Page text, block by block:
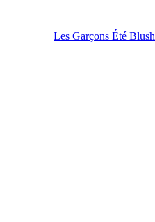
Les Garçons Été Blush